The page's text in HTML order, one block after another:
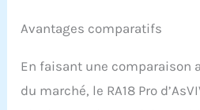
Avantages comparatifs
En faisant une comparaison
du marché, le RA18 Pro